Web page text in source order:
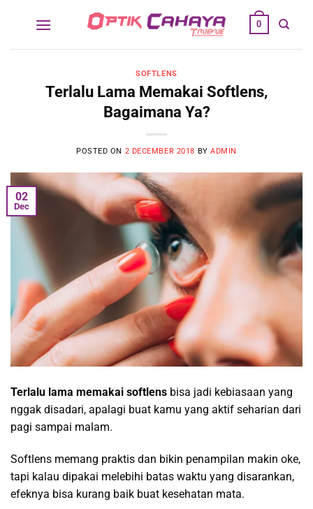
0
SOFTLENS
Terlalu Lama Memakai Softlens,
Bagaimana Ya?
POSTED ON 2 DECEMBER 2018 BYADMIN
02
Dec
Terlalu lama memakai softlens bisa jadi kebiasaan yang
nggak disadari, apalagi buat kamu yang aktif seharian dari
pagi sampai malam.
Softlens memang praktis dan bikin penampilan makin oke,
tapi kalau dipakai melebihi batas waktu yang disarankan,
efeknya bisa kurang baik buat kesehatan mata.